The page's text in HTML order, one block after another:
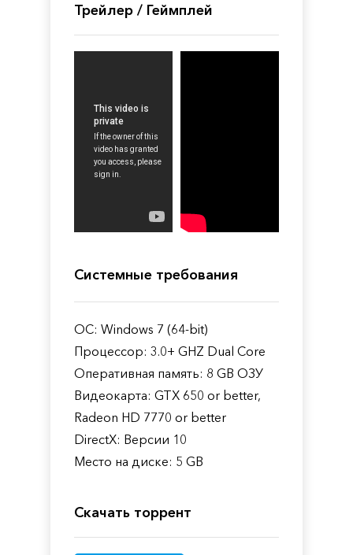
Трейлер / Геймплей
Системные требования
ОС: Windows 7 (64-bit)
Процессор: 3.0+ GHZ Dual Core
Оперативная память: 8 GB ОЗУ
Видеокарта: GTX 650 or better,
Radeon HD 7770 or better
DirectX: Версии 10
Место на диске: 5 GB
Скачать торрент